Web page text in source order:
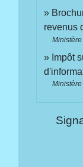
revenus
Impôt